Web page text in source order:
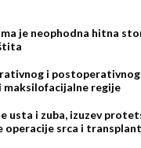
je neophodna hitna
i
maksilofacijalne regije
usta i zuba, izuzev
operacije srca i